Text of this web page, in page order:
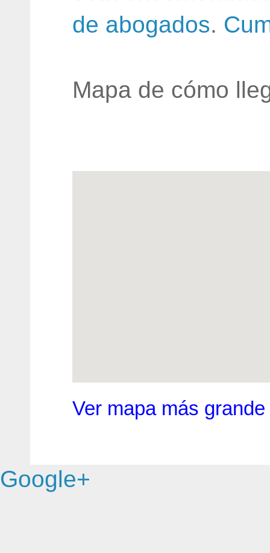
de abogados.
Mapa de cómo
Ver mapa más grande
Google+